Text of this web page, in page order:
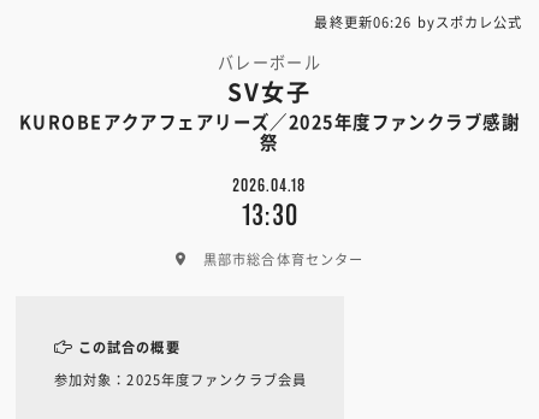
最終更新06:26 byスポカレ公式
バレーボール
SV女子
KUROBEアクアフェアリーズ／2025年度ファンクラブ感謝
祭
2026.04.18
13:30
黒部市総合体育センター
この試合の概要
参加対象：2025年度ファンクラブ会員